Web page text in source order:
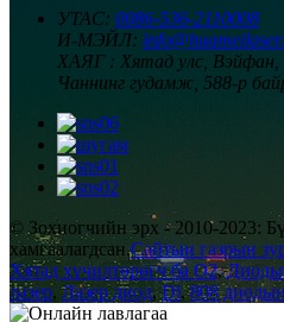
УТАС: 0086-536-2110008
И-МЭЙЛ:
ХАЯГ : Хятад улс, Вэйфан,
Чаннинг гудамж, 588-р
© Зохиогчийн эрх - 2010-2023:
хамгаалагдсан.Сайтын газрын
Хятад хүчилтөрөгч ба O2,
лазер,Лазер диод,Dl,808